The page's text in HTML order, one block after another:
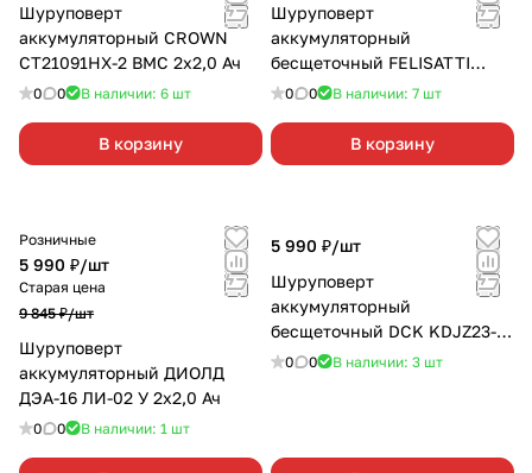
Шуруповерт
аккумуляторный CROWN
CT21091HX-2 BMC 2х2,0 Ач
0 0 В наличии: 6 шт
В корзину
Шуруповерт
аккумуляторный
бесщеточный FELISATTI
FT1251 2х2,0 Ач
0 0 В наличии: 7 шт
В корзину
Розничные
5 990 ₽/шт
Старая цена
9 845 ₽/шт
Шуруповерт
аккумуляторный ДИОЛД
ДЭА-16 ЛИ-02 У 2х2,0 Ач
0 0 В наличии: 1 шт
5 990 ₽/шт
Шуруповерт
аккумуляторный
бесщеточный DCK KDJZ23-
10 (TYPE Z) без АКБ и З/У
0 0 В наличии: 3 шт